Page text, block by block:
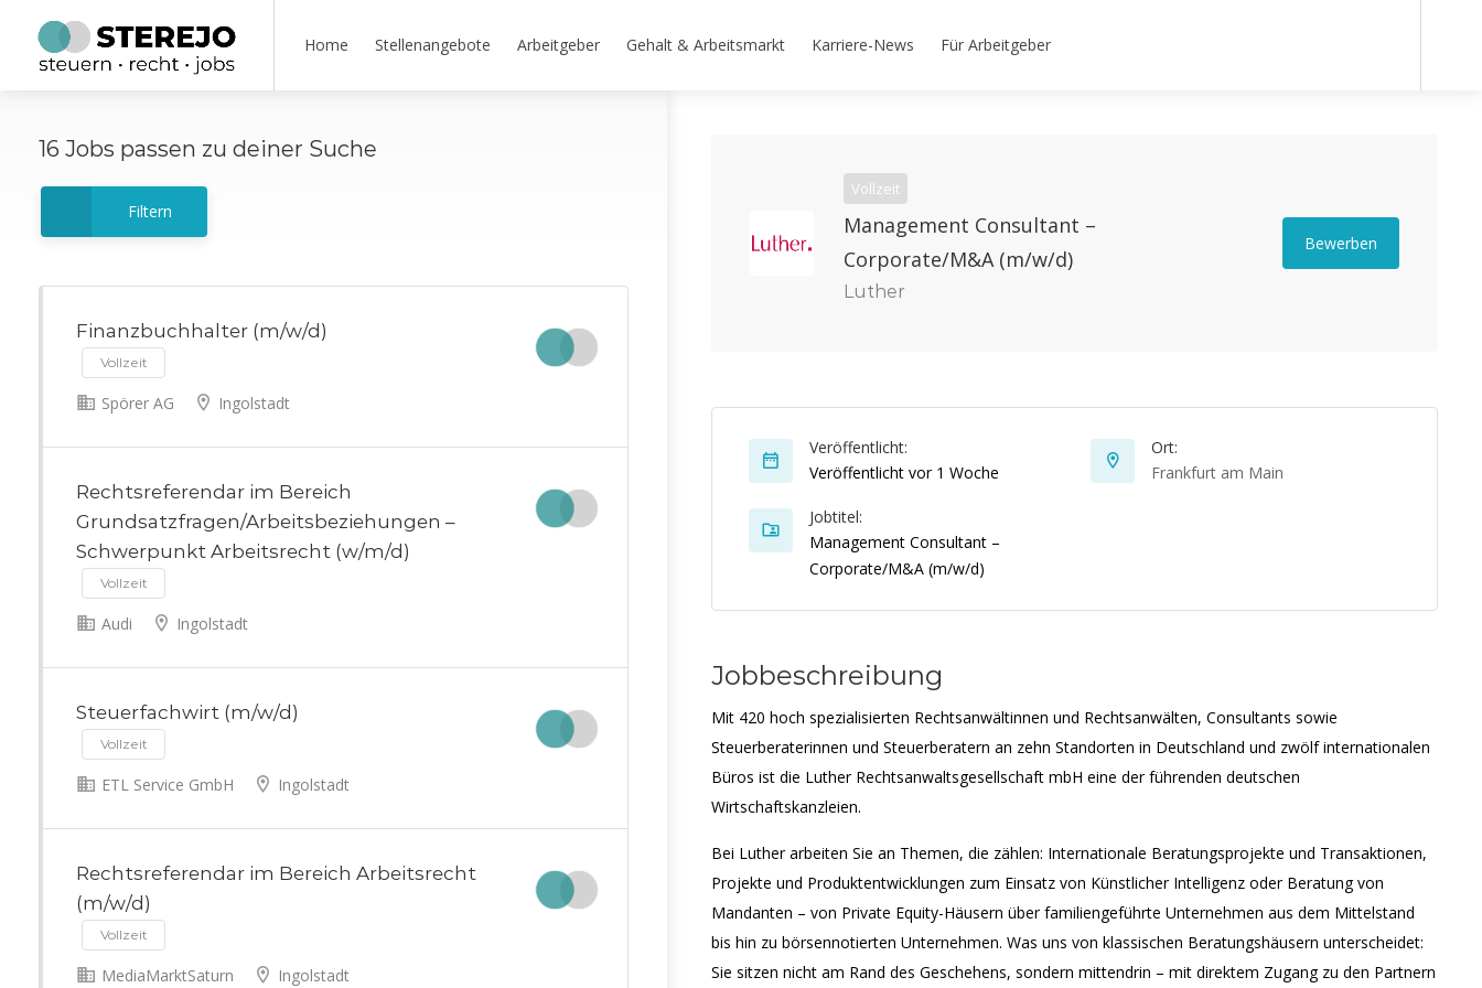
Home Stellenangebote Arbeitgeber Gehalt & Arbeitsmarkt Karriere-News Für Arbeitgeber
16 Jobs passen zu deiner Suche
Filtern
Finanzbuchhalter (m/w/d)
Vollzeit
Spörer AG Ingolstadt
Rechtsreferendar im Bereich
Grundsatzfragen/Arbeitsbeziehungen –
Schwerpunkt Arbeitsrecht (w/m/d)
Vollzeit
Audi Ingolstadt
Steuerfachwirt (m/w/d)
Vollzeit
ETL Service GmbH Ingolstadt
Rechtsreferendar im Bereich Arbeitsrecht
(m/w/d)
Vollzeit
MediaMarktSaturn Ingolstadt
Vollzeit
Management Consultant –
Corporate/M&A (m/w/d)
Luther
Bewerben
Veröffentlicht:
Veröffentlicht vor 1 Woche
Ort:
Frankfurt am Main
Jobtitel:
Management Consultant –
Corporate/M&A (m/w/d)
Jobbeschreibung
Mit 420 hoch spezialisierten Rechtsanwältinnen und Rechtsanwälten, Consultants sowie
Steuerberaterinnen und Steuerberatern an zehn Standorten in Deutschland und zwölf internationalen
Büros ist die Luther Rechtsanwaltsgesellschaft mbH eine der führenden deutschen
Wirtschaftskanzleien.
Bei Luther arbeiten Sie an Themen, die zählen: Internationale Beratungsprojekte und Transaktionen,
Projekte und Produktentwicklungen zum Einsatz von Künstlicher Intelligenz oder Beratung von
Mandanten – von Private Equity-Häusern über familiengeführte Unternehmen aus dem Mittelstand
bis hin zu börsennotierten Unternehmen. Was uns von klassischen Beratungshäusern unterscheidet:
Sie sitzen nicht am Rand des Geschehens, sondern mittendrin – mit direktem Zugang zu den Partnern